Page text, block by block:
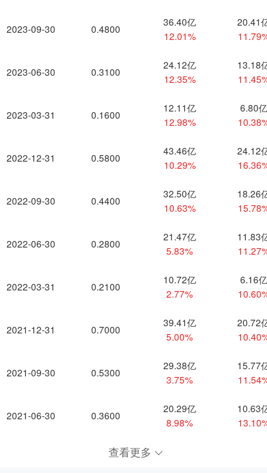
2023-09-30
2023-06-30
2023-03-31
2022-12-31
2022-09-30
2022-06-30
2022-03-31
2021-12-31
2021-09-30
2021-06-30
0.4800
36.40亿
12.01%
20.41
0.3100
24.12亿
12.35%
13.18
0.1600
12.11亿
12.98%
6.80亿
0.5800
43.46亿
10.29%
24.12
0.4400
32.50亿
10.63%
18.26
0.2800
21.47亿
5.83%
11.83
0.2100
10.72亿
2.77%
6.16亿
0.7000
39.41亿
5.00%
20.72
0.5300
29.38亿
3.75%
15.77
0.3600
20.29亿
8.98%
10.63
查看更多